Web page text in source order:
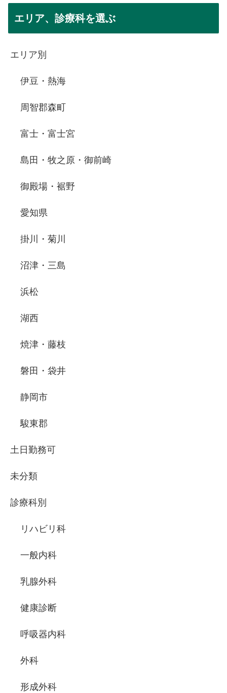
エリア、診療科を選ぶ
エリア別
伊豆・熱海
周智郡森町
富士・富士宮
島田・牧之原・御前崎
御殿場・裾野
愛知県
掛川・菊川
沼津・三島
浜松
湖西
焼津・藤枝
磐田・袋井
静岡市
駿東郡
土日勤務可
未分類
診療科別
リハビリ科
一般内科
乳腺外科
健康診断
呼吸器内科
外科
形成外科